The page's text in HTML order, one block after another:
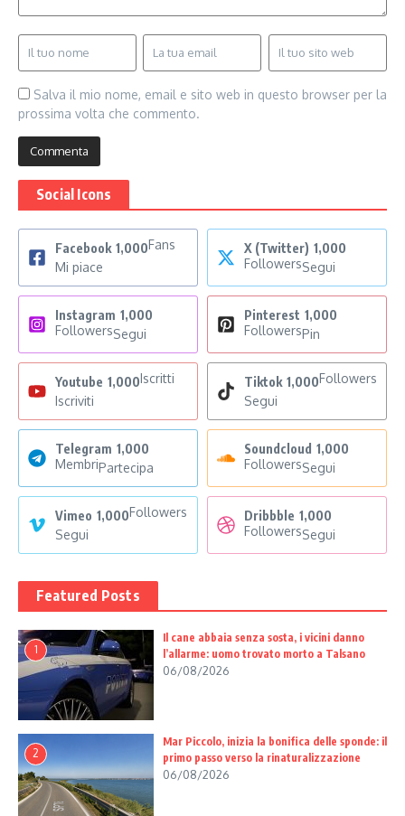
Salva il mio nome, email e sito web in questo browser per la
prossima volta che commento.
Social Icons
Facebook 1,000Fans
Mi piace
X (Twitter) 1,000
FollowersSegui
Instagram 1,000
FollowersSegui
Pinterest 1,000
FollowersPin
Youtube 1,000Iscritti
Iscriviti
Tiktok 1,000Followers
Segui
Telegram 1,000
MembriPartecipa
Soundcloud 1,000
FollowersSegui
Vimeo 1,000Followers
Segui
Dribbble 1,000
FollowersSegui
Featured Posts
1
Il cane abbaia senza sosta, i vicini danno
l’allarme: uomo trovato morto a Talsano
06/08/2026
2
Mar Piccolo, inizia la bonifica delle sponde: il
primo passo verso la rinaturalizzazione
06/08/2026